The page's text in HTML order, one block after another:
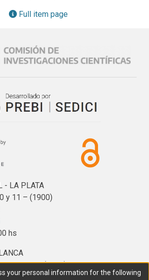
de resumen)
Full item page
- LA PLATA
y 11 – (1900)
hs
Cali 320 – (8000). Universidad
(UPSO)
your personal information for the following